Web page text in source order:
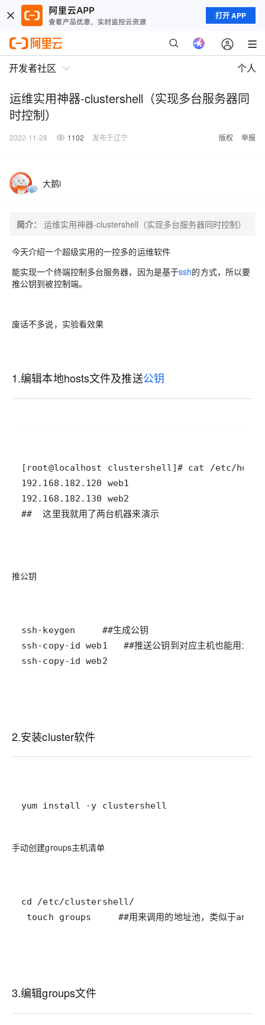
打开 APP
开发者社区 个人
运维实用神器-clustershell（实现多台服务器同
时控制）
2022-11-28 1102 发布于辽宁 版权 举报
大鹅i
简介： 运维实用神器-clustershell（实现多台服务器同时控制）
今天介绍一个超级实用的一控多的运维软件
能实现一个终端控制多台服务器，因为是基于ssh的方式，所以要
推公钥到被控制端。
废话不多说，实验看效果
1.编辑本地hosts文件及推送公钥
##  这里我就用了两台机器来演示
推公钥
ssh-copy-id web2
2.安装cluster软件
yum install -y clustershell
手动创建groups主机清单
touch groups     ##用来调用的地址池，类似于
3.编辑groups文件